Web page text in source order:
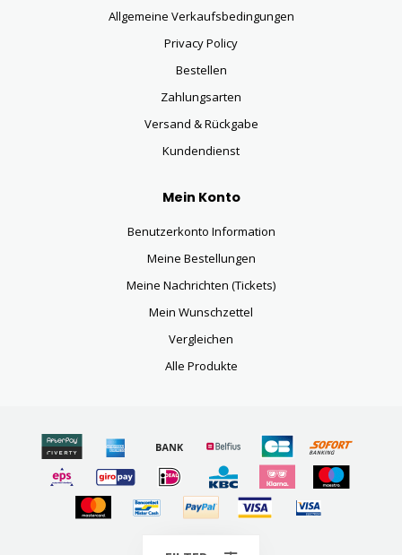
Allgemeine Verkaufsbedingungen
Privacy Policy
Bestellen
Zahlungsarten
Versand & Rückgabe
Kundendienst
Mein Konto
Benutzerkonto Information
Meine Bestellungen
Meine Nachrichten (Tickets)
Mein Wunschzettel
Vergleichen
Alle Produkte
© Copyright 2026